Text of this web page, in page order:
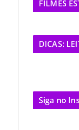
FILMES
DICAS:
Siga no